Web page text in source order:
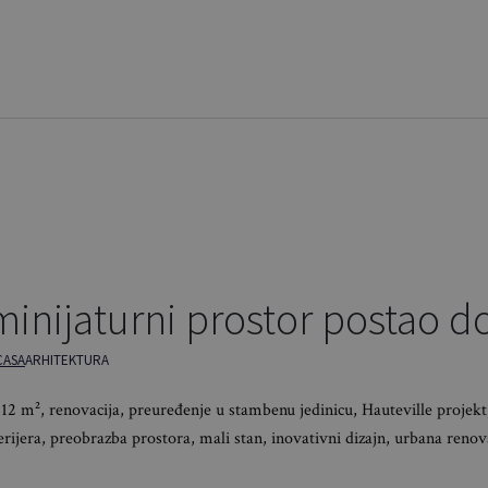
prostor postao
ARHITEKTURA